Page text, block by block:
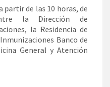
partir de las 10 horas, de
la Dirección de
la Residencia de
Banco de
General y Atención